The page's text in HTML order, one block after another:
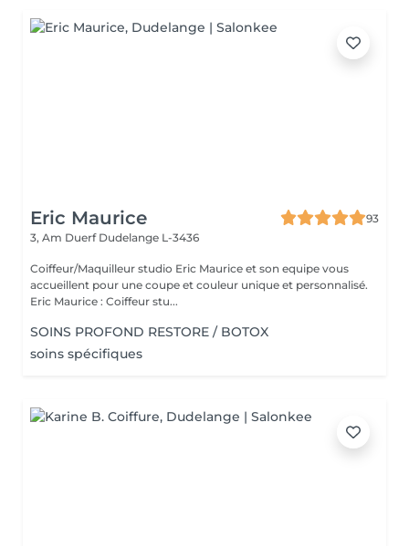
Eric Maurice
93
3, Am Duerf Dudelange L-3436
Coiffeur/Maquilleur studio Eric Maurice et son equipe vous
accueillent pour une coupe et couleur unique et personnalisé.
Eric Maurice : Coiffeur stu...
SOINS PROFOND RESTORE / BOTOX
soins spécifiques